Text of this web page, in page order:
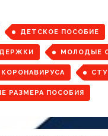
ДЕТСКОЕ ПОСОБИЕ
МОЛОДЫЕ
РАЗМЕРА ПОСОБИЯ